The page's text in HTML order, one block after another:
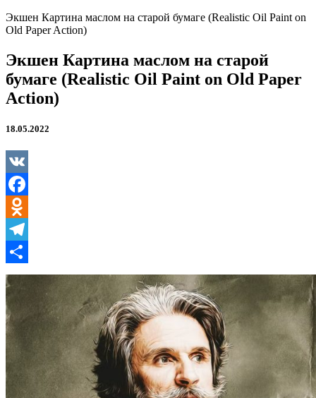
Экшен Картина маслом на старой бумаге (Realistic Oil Paint on
Old Paper Action)
Экшен Картина маслом на старой
бумаге (Realistic Oil Paint on Old Paper
Action)
18.05.2022
VK
Facebook
Odnoklassniki
Telegram
Отправить